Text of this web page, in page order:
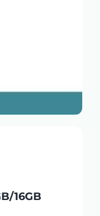
16GB